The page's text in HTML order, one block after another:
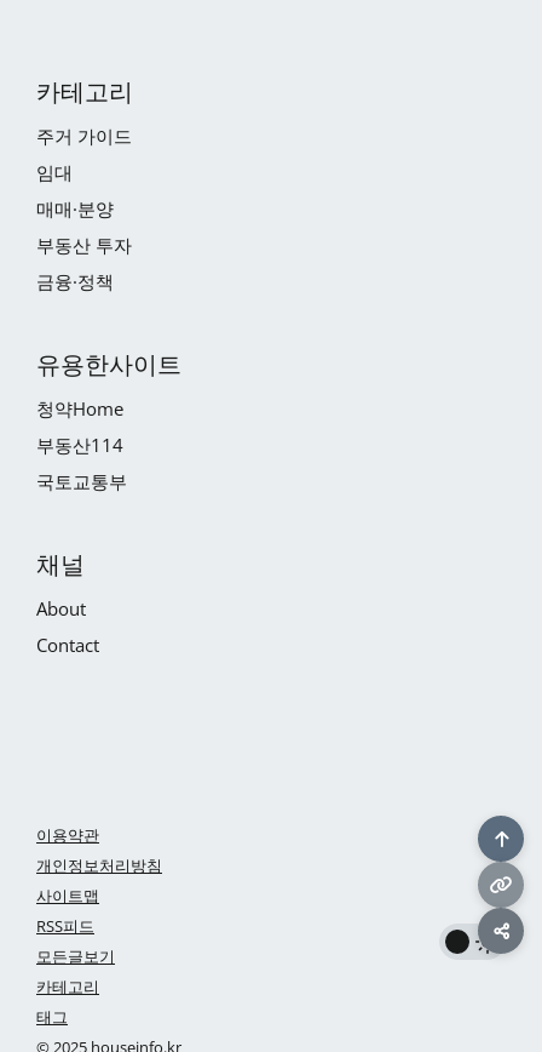
카테고리
주거 가이드
임대
매매·분양
부동산 투자
금융·정책
유용한사이트
청약Home
부동산114
국토교통부
채널
About
Contact
이용약관
개인정보처리방침
사이트맵
RSS피드
모든글보기
카테고리
태그
© 2025 houseinfo.kr